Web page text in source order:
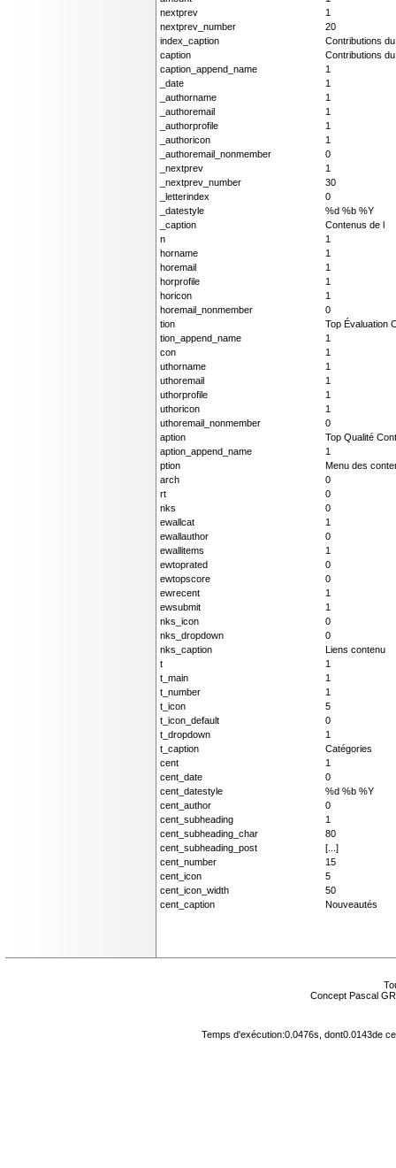
nextprev
1
nextprev_number
20
index_caption
Contributions
caption
Contributions
caption_append_name
1
_date
1
_authorname
1
_authoremail
1
_authorprofile
1
_authoricon
1
_authoremail_nonmember
0
_nextprev
1
_nextprev_number
30
_letterindex
0
_datestyle
%d %b %Y
_caption
Contenus de l
n
1
horname
1
horemail
1
horprofile
1
horicon
1
horemail_nonmember
0
tion
Top Évaluation
tion_append_name
1
con
1
uthorname
1
uthoremail
1
uthorprofile
1
uthoricon
1
uthoremail_nonmember
0
aption
Top Qualité
aption_append_name
1
ption
Menu des
arch
0
rt
0
nks
0
ewallcat
1
ewallauthor
0
ewallitems
1
ewtoprated
0
ewtopscore
0
ewrecent
1
ewsubmit
1
nks_icon
0
nks_dropdown
0
nks_caption
Liens contenu
t
1
t_main
1
t_number
1
t_icon
5
t_icon_default
0
t_dropdown
1
t_caption
Catégories
cent
1
cent_date
0
cent_datestyle
%d %b %Y
cent_author
0
cent_subheading
1
cent_subheading_char
80
cent_subheading_post
[...]
cent_number
15
cent_icon
5
cent_icon_width
50
cent_caption
Nouveautés
Concept Pascal
Temps d'exécution:0.0476s, dont0.0143de